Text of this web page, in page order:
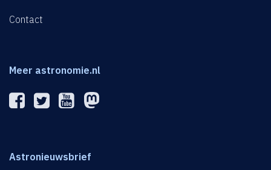
Contact
Meer astronomie.nl
Astronieuwsbrief